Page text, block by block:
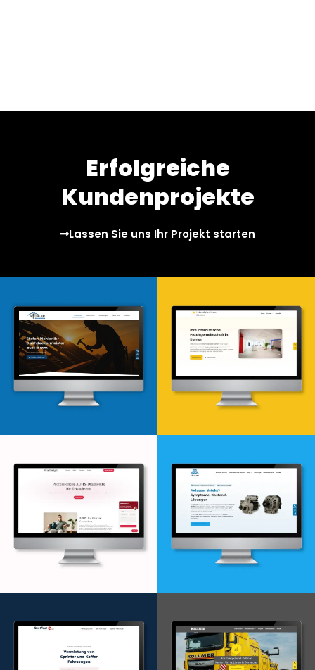
Erfolgreiche
Kundenprojekte
Lassen Sie uns Ihr Projekt starten
Webdesign & -entwicklung Webdesign & -entwicklung
Webdesign & -entwicklung Webdesign & -entwicklung